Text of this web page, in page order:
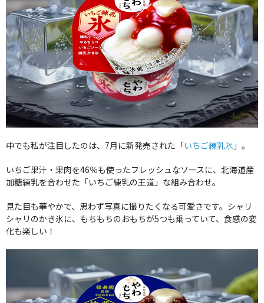
中でも私が注目したのは、7月に新発売された「いちご練乳氷 」。
いちご果汁・果肉を46％も使ったフレッシュなソースに、北海道産
加糖練乳を合わせた「いちご練乳の王道」な組み合わせ。
見た目も華やかで、思わず写真に撮りたくなる可愛さです。シャリ
シャリのかき氷に、もちもちのおもちが5つも乗っていて、食感の変
化も楽しい！